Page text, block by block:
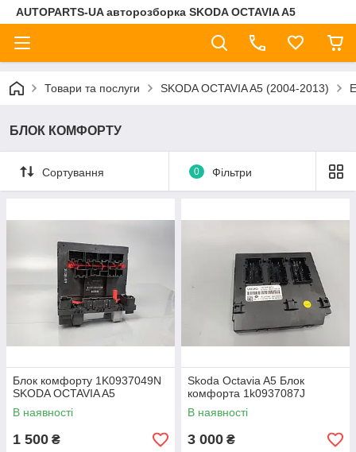
AUTOPARTS-UA авторозборка SKODA OCTAVIA A5
Товари та послуги SKODA OCTAVIA A5 (2004-2013)
БЛОК КОМФОРТУ
Сортування 0 Фільтри
Блок комфорту 1K0937049N
SKODA OCTAVIA A5
В наявності
1 500 ₴
Skoda Octavia A5 Блок
комфорта 1k0937087J
В наявності
3 000 ₴